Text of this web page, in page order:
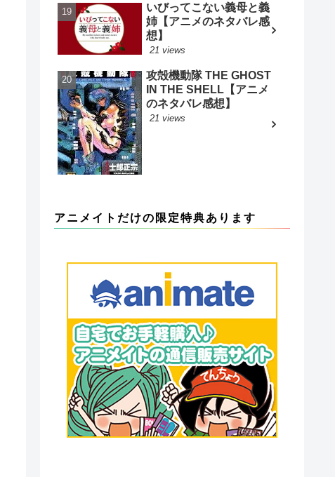
いびってこない義母と義
姉【アニメのネタバレ感
想】
21 views
攻殻機動隊 THE GHOST
IN THE SHELL【アニメ
のネタバレ感想】
21 views
アニメイトだけの限定特典あります